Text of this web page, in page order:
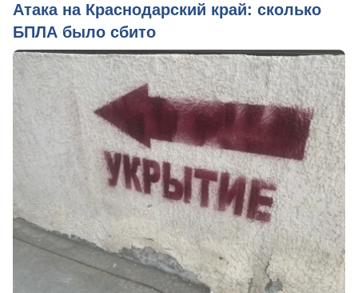
Атака на Краснодарский край: сколько
БПЛА было сбито